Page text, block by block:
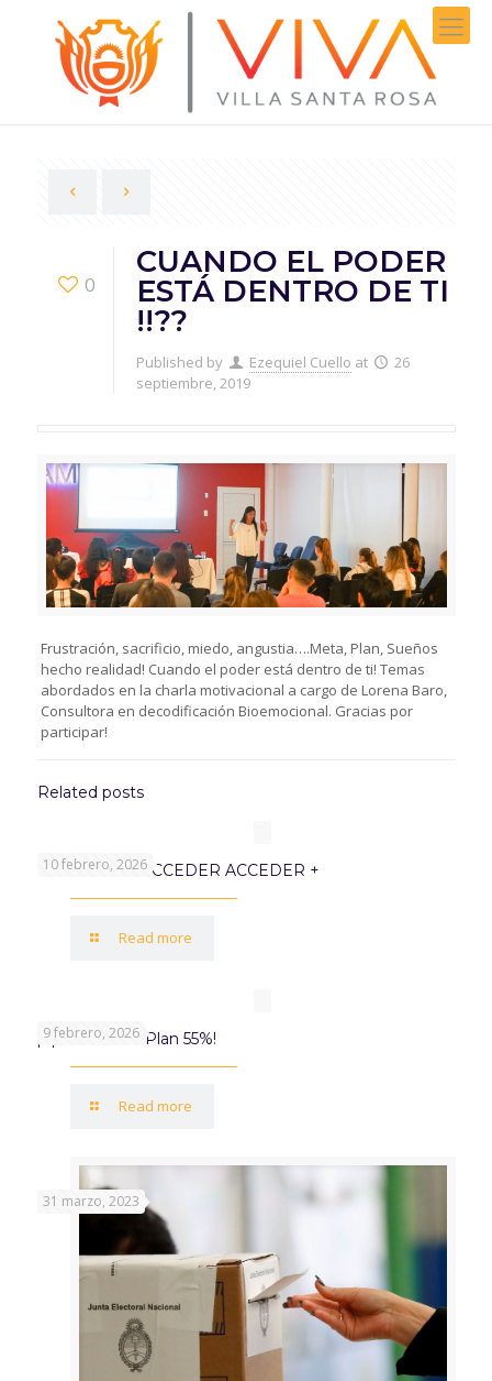
0
CUANDO EL PODER
ESTÁ DENTRO DE TI
!!??
Published by Ezequiel Cuello at
26
septiembre, 2019
Frustración, sacrificio, miedo, angustia….Meta, Plan, Sueños
hecho realidad! Cuando el poder está dentro de ti! Temas
abordados en la charla motivacional a cargo de Lorena Baro,
Consultora en decodificación Bioemocional. Gracias por
participar!
Related posts
10 febrero, 2026
PROGRAMA ACCEDER ACCEDER +
Read more
9 febrero, 2026
¡Aprovechá el Plan 55%!
Read more
31 marzo, 2023